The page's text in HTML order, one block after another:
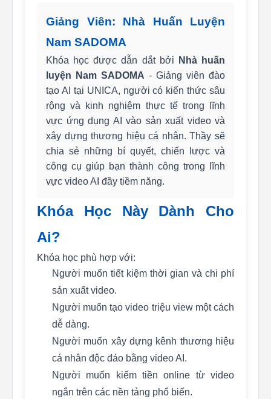
Giảng Viên: Nhà Huấn Luyện
Nam SADOMA
Khóa học được dẫn dắt bởi
Nhà huấn
luyện Nam SADOMA - Giảng viên đào
tạo AI tại UNICA, người có kiến thức sâu
rộng và kinh nghiệm thực tế trong lĩnh
vực ứng dụng AI vào sản xuất video và
xây dựng thương hiệu cá nhân. Thầy sẽ
chia sẻ những bí quyết, chiến lược và
công cụ giúp bạn thành công trong lĩnh
vực video AI đầy tiềm năng.
Khóa Học Này Dành Cho
Ai?
Khóa học phù hợp với:
Người muốn tiết kiệm thời gian và chi phí
sản xuất video.
Người muốn tạo video triệu view một cách
dễ dàng.
Người muốn xây dựng kênh thương hiệu
cá nhân độc đáo bằng video AI.
Người muốn kiếm tiền online từ video
ngắn trên các nền tảng phổ biến.